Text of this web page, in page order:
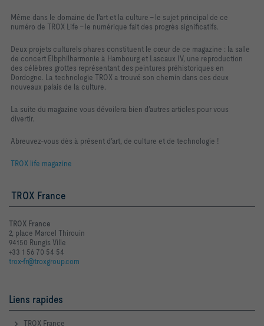
Même dans le domaine de l'art et la culture - le sujet principal de ce
numéro de TROX Life - le numérique fait des progrès significatifs.
Deux projets culturels phares constituent le cœur de ce magazine : la salle
de concert Elbphilharmonie à Hambourg et Lascaux IV, une reproduction
des célèbres grottes représentant des peintures préhistoriques en
Dordogne. La technologie TROX a trouvé son chemin dans ces deux
nouveaux palais de la culture.
La suite du magazine vous dévoilera bien d’autres articles pour vous
divertir.
Abreuvez-vous dès à présent d’art, de culture et de technologie !
TROX life magazine
TROX France
TROX France
2, place Marcel Thirouin
94150 Rungis Ville
+33 1 56 70 54 54
trox-fr@troxgroup.com
Liens rapides
TROX France